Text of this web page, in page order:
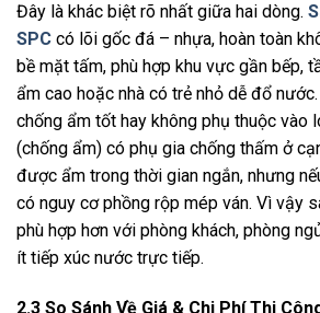
Đây là khác biệt rõ nhất giữa hai dòng.
SPC có lõi gốc đá – nhựa, hoàn toàn
bề mặt tấm, phù hợp khu vực gần bếp,
ẩm cao hoặc nhà có trẻ nhỏ dễ đổ
chống ẩm tốt hay không phụ thuộc vào
(chống ẩm) có phụ gia chống thấm ở
được ẩm trong thời gian ngắn, nhưng
có nguy cơ phồng rộp mép ván. Vì vậy
phù hợp hơn với phòng khách, phòng
ít tiếp xúc nước trực tiếp.
2.3 So Sánh Về Giá & Chi Phí Thi